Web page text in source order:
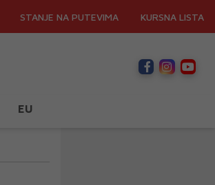
STANJE NA PUTEVIMA KURSNA LISTA
EU